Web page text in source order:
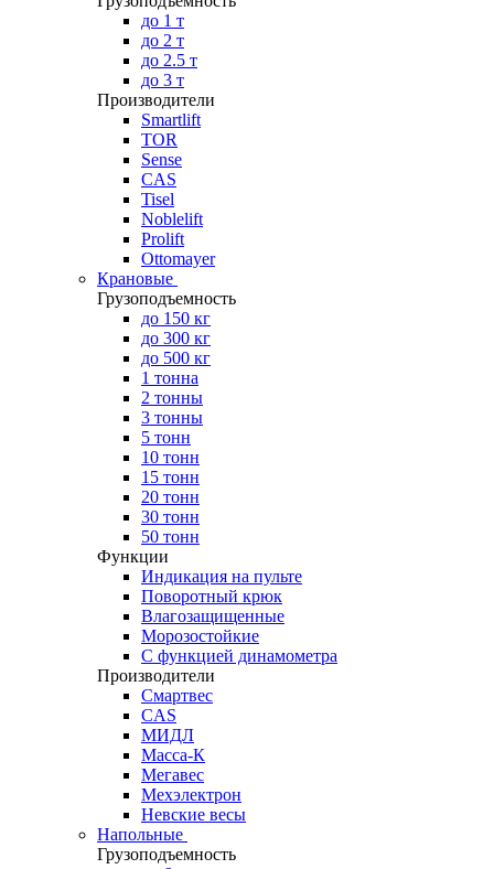
до 1 т
до 2 т
до 2.5 т
до 3 т
Производители
Smartlift
TOR
Sense
CAS
Tisel
Noblelift
Prolift
Ottomayer
Крановые
Грузоподъемность
до 150 кг
до 300 кг
до 500 кг
1 тонна
2 тонны
3 тонны
5 тонн
10 тонн
15 тонн
20 тонн
30 тонн
50 тонн
Функции
Индикация на пульте
Поворотный крюк
Влагозащищенные
Морозостойкие
С функцией динамометра
Производители
Смартвес
CAS
МИДЛ
Масса-К
Мегавес
Мехэлектрон
Невские весы
Напольные
Грузоподъемность